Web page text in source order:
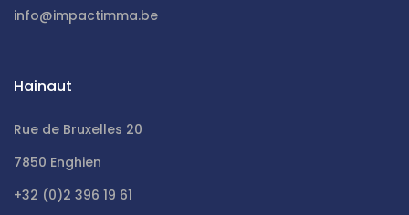
info@impactimma.be
Hainaut
Rue de Bruxelles 20
7850 Enghien
+32 (0)2 396 19 61